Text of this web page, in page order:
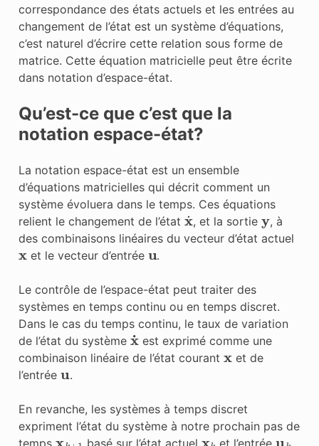
correspondance des états actuels et les entrées au
changement de l’état est un système d’équations,
c’est naturel d’écrire cette relation sous forme de
matrice. Cette équation matricielle peut être écrite
dans notation d’espace-état.
Qu’est-ce que c’est que la
notation espace-état?
La notation espace-état est un ensemble
d’équations matricielles qui décrit comment un
système évoluera dans le temps. Ces équations
relient le changement de l’état x˙, et la sortie y, à
des combinaisons linéaires du vecteur d’état actuel
xet le vecteur d’entrée u.
Le contrôle de l’espace-état peut traiter des
systèmes en temps continu ou en temps discret.
Dans le cas du temps continu, le taux de variation
de l’état du système x˙
est exprimé comme une
combinaison linéaire de l’état courant xet de
l’entrée u.
En revanche, les systèmes à temps discret
expriment l’état du système à notre prochain pas de
temps xk+1basé sur l’état actuel x ket l’entréeu k